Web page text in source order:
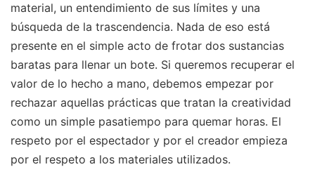
material, un entendimiento de sus límites y una
búsqueda de la trascendencia. Nada de eso está
presente en el simple acto de frotar dos sustancias
baratas para llenar un bote. Si queremos recuperar el
valor de lo hecho a mano, debemos empezar por
rechazar aquellas prácticas que tratan la creatividad
como un simple pasatiempo para quemar horas. El
respeto por el espectador y por el creador empieza
por el respeto a los materiales utilizados.